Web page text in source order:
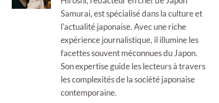
Samurai, est spécialisé dans la culture et
l'actualité japonaise. Avec une riche
expérience journalistique, il illumine les
facettes souvent méconnues du Japon.
Son expertise guide les lecteurs à travers
les complexités de la société japonaise
contemporaine.